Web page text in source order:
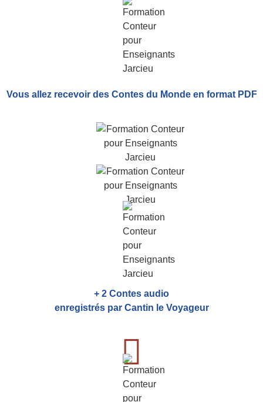
Vous allez recevoir des Contes du Monde en format PDF
+ 2 Contes audio
enregistrés par Cantin le Voyageur